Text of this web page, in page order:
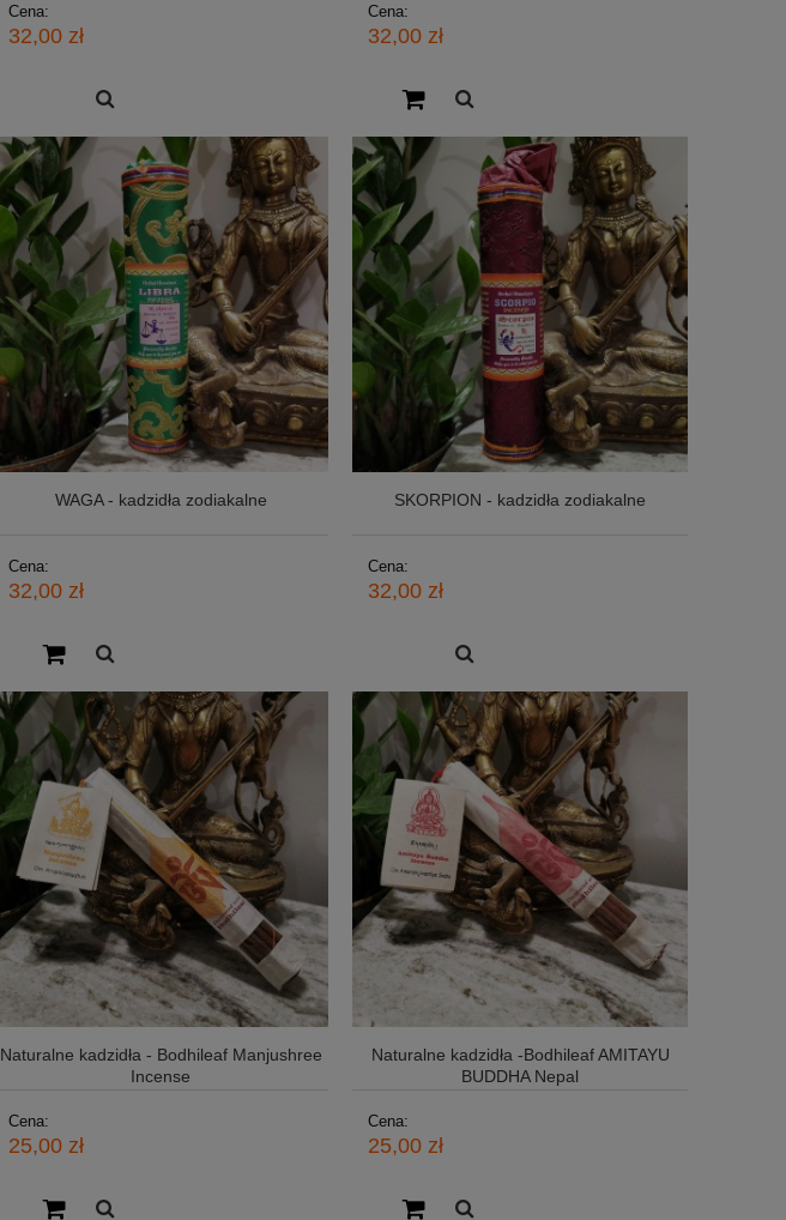
Cena:
32,00 zł
Cena:
32,00 zł
WAGA - kadzidła zodiakalne
Cena:
32,00 zł
SKORPION - kadzidła zodiakalne
Cena:
32,00 zł
Naturalne kadzidła - Bodhileaf Manjushree
Incense
Cena:
25,00 zł
Naturalne kadzidła -Bodhileaf AMITAYU
BUDDHA Nepal
Cena:
25,00 zł